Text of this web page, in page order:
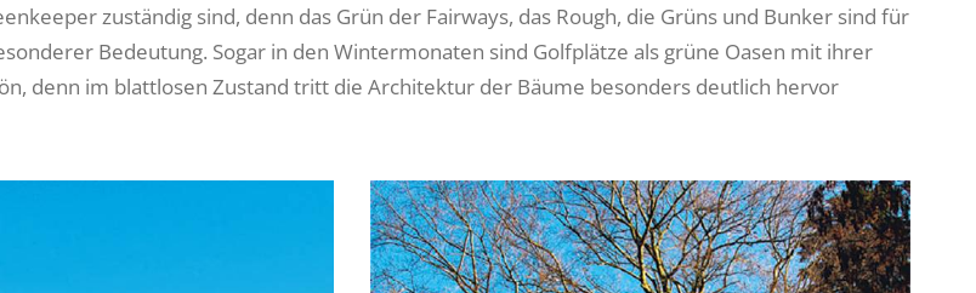
zuständig sind, denn das Grün der Fairways, das Rough, die Grüns und Bunker sind für
Bedeutung. Sogar in den Wintermonaten sind Golfplätze als grüne Oasen mit ihrer
denn im blattlosen Zustand tritt die Architektur der Bäume besonders deutlich hervor